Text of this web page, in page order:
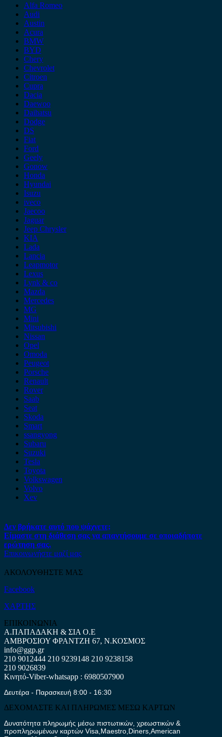
Alfa Romeo
Audi
Austin
Acura
BMW
BYD
Chery
Chevrolet
Citroen
Cupra
Dacia
Daewoo
Daihatsu
Dodge
DS
Fiat
Ford
Geely
Gonow
Honda
Hyundai
Isuzu
iveco
Jaecoo
Jaguar
Jeep Chrysler
KIA
Lada
Lancia
Leapmotor
Lexus
Lynk & co
Mazda
Mercedes
MG
Mini
Mitsubishi
Nissan
Opel
Omoda
Peugeot
Porsche
Renault
Rover
Saab
Seat
Skoda
Smart
ssangyong
Subaru
Suzuki
Tesla
Toyota
Volkswagen
Volvo
Xev
Δεν βρήκατε αυτό που ψάχνετε;
Είμαστε στη διάθεση σας να απαντήσουμε σε οποιαδήποτε
ερώτηση σας.
Επικοινωνήστε μαζί μας
ΑΚΟΛΟΥΘΗΣΤΕ ΜΑΣ
Facebook
ΧΑΡΤΗΣ
ΕΠΙΚΟΙΝΩΝΙΑ
Α.ΠΑΠΑΔΑΚΗ & ΣΙΑ Ο.Ε
ΑΜΒΡΟΣΙΟΥ ΦΡΑΝΤΖΗ 67, Ν.ΚΟΣΜΟΣ
info@ggp.gr
210 9012444 210 9239148 210 9238158
210 9026839
Κινητό-Viber-whatsapp : 6980507900
Δευτέρα - Παρασκευή 8:00 - 16:30
ΔΕΧΟΜΑΣΤΕ ΚΑΙ ΠΛΗΡΩΜΕΣ ΜΕΣΩ ΚΑΡΤΩΝ
Δυνατότητα πληρωμής μέσω πιστωτικών, χρεωστικών &
προπληρωμένων καρτών Visa,Maestro,Diners,American